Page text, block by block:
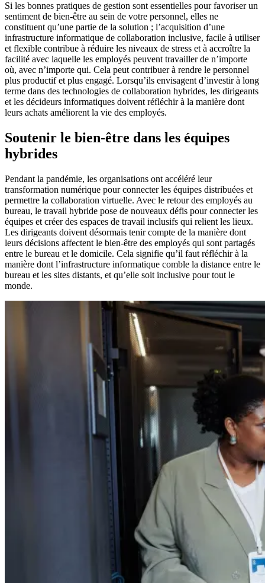
Si les bonnes pratiques de gestion sont essentielles pour favoriser un
sentiment de bien-être au sein de votre personnel, elles ne
constituent qu’une partie de la solution ; l’acquisition d’une
infrastructure informatique de collaboration inclusive, facile à utiliser
et flexible contribue à réduire les niveaux de stress et à accroître la
facilité avec laquelle les employés peuvent travailler de n’importe
où, avec n’importe qui. Cela peut contribuer à rendre le personnel
plus productif et plus engagé. Lorsqu’ils envisagent d’investir à long
terme dans des technologies de collaboration hybrides, les dirigeants
et les décideurs informatiques doivent réfléchir à la manière dont
leurs achats améliorent la vie des employés.
Soutenir le bien-être dans les équipes
hybrides
Pendant la pandémie, les organisations ont accéléré leur
transformation numérique pour connecter les équipes distribuées et
permettre la collaboration virtuelle. Avec le retour des employés au
bureau, le travail hybride pose de nouveaux défis pour connecter les
équipes et créer des espaces de travail inclusifs qui relient les lieux.
Les dirigeants doivent désormais tenir compte de la manière dont
leurs décisions affectent le bien-être des employés qui sont partagés
entre le bureau et le domicile. Cela signifie qu’il faut réfléchir à la
manière dont l’infrastructure informatique comble la distance entre le
bureau et les sites distants, et qu’elle soit inclusive pour tout le
monde.